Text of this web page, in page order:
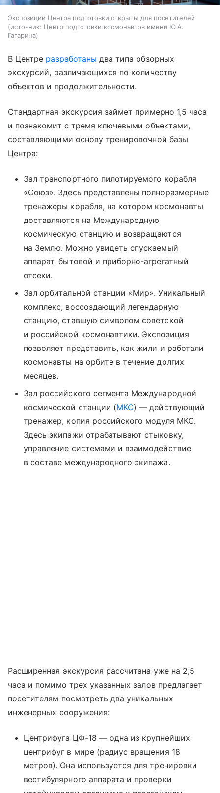
Экспозиции Центра подготовки открыты для посетителей
источник: Центр подготовки космонавтов имени Ю.А.
Гагарина
В Центре разработаны два типа обзорных
экскурсий, различающихся по количеству
объектов и продолжительности.
Стандартная экскурсия займет примерно 1,5 часа
и познакомит с тремя ключевыми объектами,
составляющими основу тренировочной базы
Центра:
Зал транспортного пилотируемого корабля
«Союз». Здесь представлены полноразмерные
тренажеры корабля, на котором космонавты
доставляются на Международную
космическую станцию и возвращаются
на Землю. Можно увидеть спускаемый
аппарат, бытовой и приборно-агрегатный
отсеки.
Зал орбитальной станции «Мир». Уникальный
комплекс, воссоздающий легендарную
станцию, ставшую символом советской
и российской космонавтики. Экспозиция
позволяет представить, как жили и работали
космонавты на орбите в течение долгих
месяцев.
Зал российского сегмента Международной
космической станции (МКС) — действующий
тренажер, копия российского модуля МКС.
Здесь экипажи отрабатывают стыковку,
управление системами и взаимодействие
в составе международного экипажа.
Расширенная экскурсия рассчитана уже на 2,5
часа и помимо трех указанных залов предлагает
посетителям посмотреть два уникальных
инженерных сооружения:
Центрифуга ЦФ-18 — одна из крупнейших
центрифуг в мире (радиус вращения 18
метров). Она используется для тренировки
вестибулярного аппарата и проверки